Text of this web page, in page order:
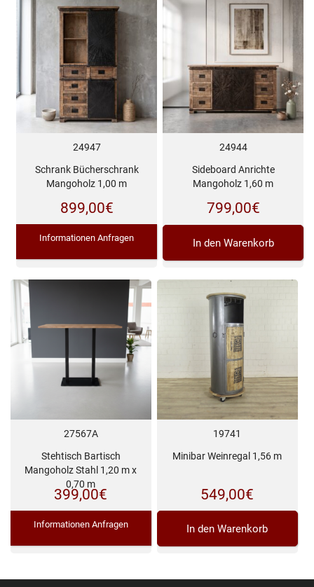
24947
Schrank Bücherschrank
Mangoholz 1,00 m
899,00€
Informationen Anfragen
24944
Sideboard Anrichte
Mangoholz 1,60 m
799,00€
In den Warenkorb
27567A
Stehtisch Bartisch
Mangoholz Stahl 1,20 m x
0,70 m
399,00€
Informationen Anfragen
19741
Minibar Weinregal 1,56 m
549,00€
In den Warenkorb